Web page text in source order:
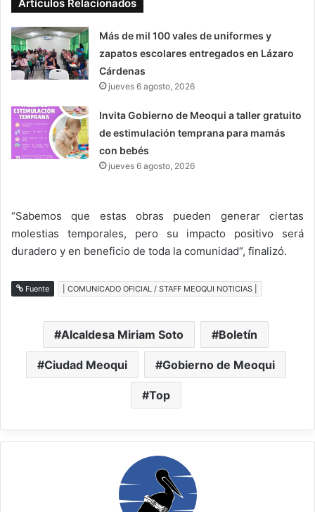
Artículos Relacionados
Más de mil 100 vales de uniformes y
zapatos escolares entregados en Lázaro
Cárdenas
jueves 6 agosto, 2026
Invita Gobierno de Meoqui a taller gratuito
de estimulación temprana para mamás
con bebés
jueves 6 agosto, 2026
“Sabemos que estas obras pueden generar ciertas
molestias temporales, pero su impacto positivo será
duradero y en beneficio de toda la comunidad”, finalizó.
Fuente | COMUNICADO OFICIAL / STAFF MEOQUI NOTICIAS |
Alcaldesa Miriam Soto Boletín
Ciudad Meoqui Gobierno de Meoqui
Top